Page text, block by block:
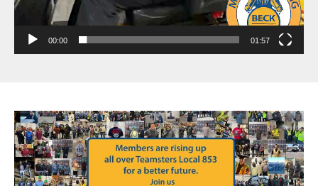
00:00 01:57